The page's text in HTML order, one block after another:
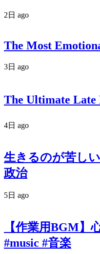
2日 ago
The Most
3日 ago
The Ultimate
4日 ago
生きるのが苦し
政治
5日 ago
【作業用BGM】
#music #音楽